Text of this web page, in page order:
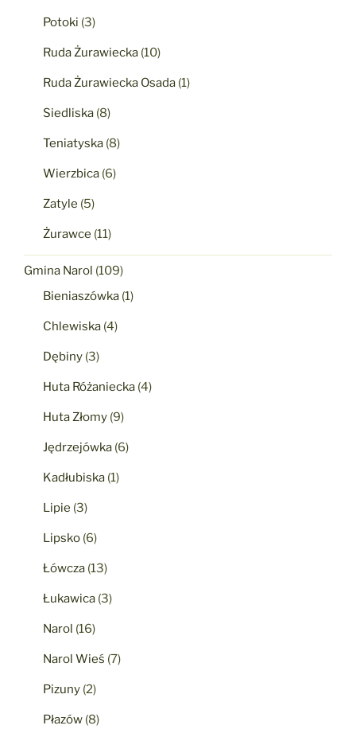
Potoki (3)
Ruda Żurawiecka (10)
Ruda Żurawiecka Osada (1)
Siedliska (8)
Teniatyska (8)
Wierzbica (6)
Zatyle (5)
Żurawce (11)
Gmina Narol (109)
Bieniaszówka (1)
Chlewiska (4)
Dębiny (3)
Huta Różaniecka (4)
Huta Złomy (9)
Jędrzejówka (6)
Kadłubiska (1)
Lipie (3)
Lipsko (6)
Łówcza (13)
Łukawica (3)
Narol (16)
Narol Wieś (7)
Pizuny (2)
Płazów (8)